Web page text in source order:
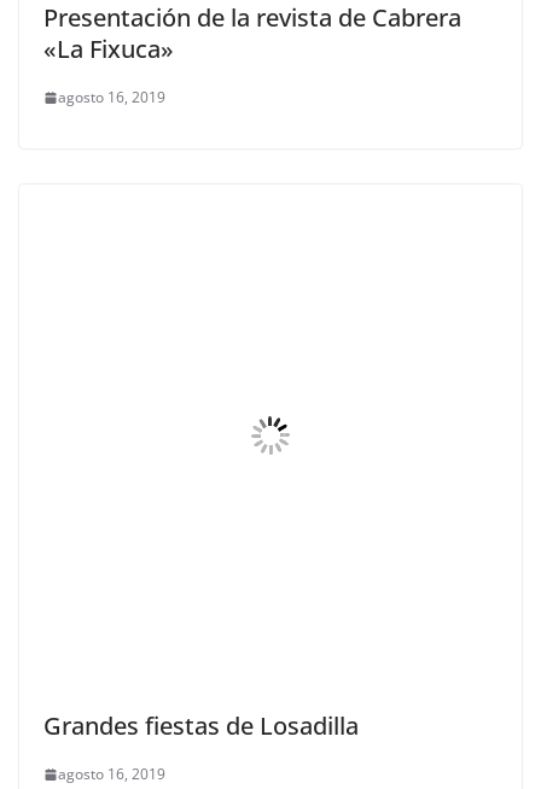
Presentación de la revista de Cabrera
«La Fixuca»
agosto 16, 2019
Grandes fiestas de Losadilla
agosto 16, 2019